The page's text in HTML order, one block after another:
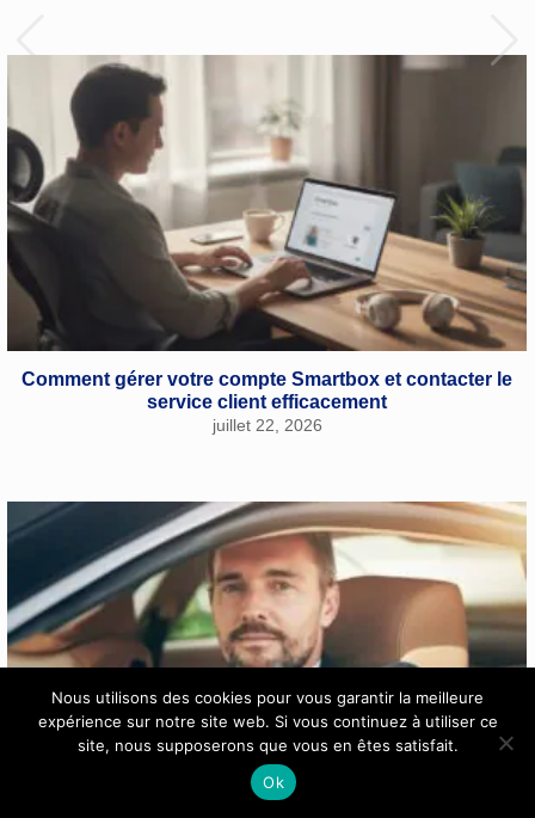
Comment gérer votre compte Smartbox et contacter le
service client efficacement
juillet 22, 2026
Nous utilisons des cookies pour vous garantir la meilleure
expérience sur notre site web. Si vous continuez à utiliser ce
site, nous supposerons que vous en êtes satisfait.
Ok